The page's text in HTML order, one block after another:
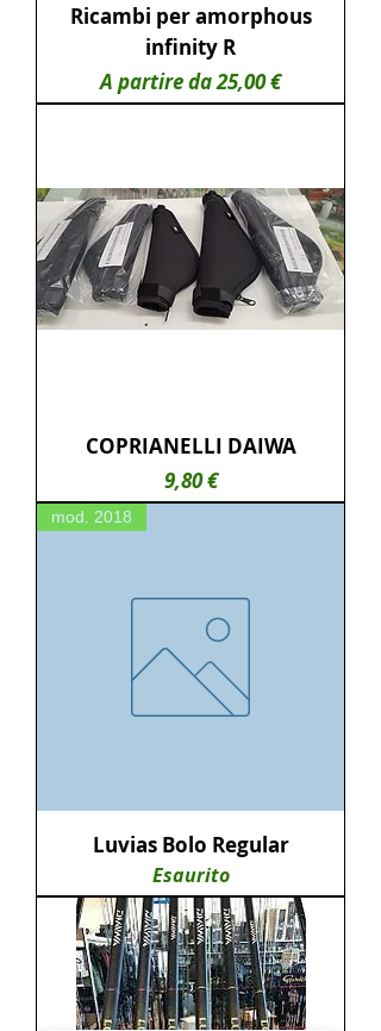
Ricambi per amorphous
infinity R
A partire da25,00 €
Prezzo scontato
COPRIANELLI DAIWA
Prezzo
9,80 €
mod. 2018
Luvias Bolo Regular
Esaurito